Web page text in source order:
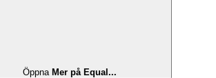
Öppna Mer på Equal...